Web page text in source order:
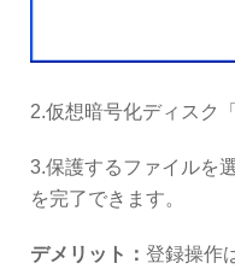
2.仮想暗号化ディスク
3.保護するファイルを
を完了できます。
デメリット： 登録操作